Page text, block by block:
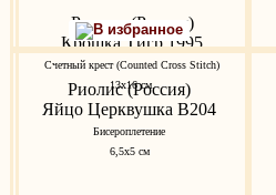
Риолис (Россия)
Крошка Тигр 1995
Счетный крест (Counted Cross Stitch)
13х16 см.
В избранное
Риолис (Россия)
Яйцо Церквушка В204
Бисероплетение
6,5х5 см